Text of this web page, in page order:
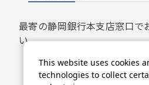
最寄の静岡銀行本支店窓口で
い。
店舗検索
This website uses cookies
technologies to collect